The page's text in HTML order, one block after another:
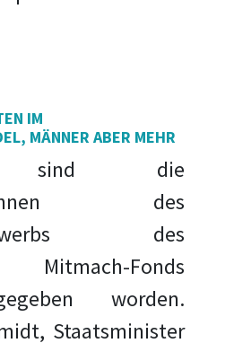
IM
MÄNNER ABER MEHR
sind die
des
des
Mitmach-Fonds
worden.
Staatsminister